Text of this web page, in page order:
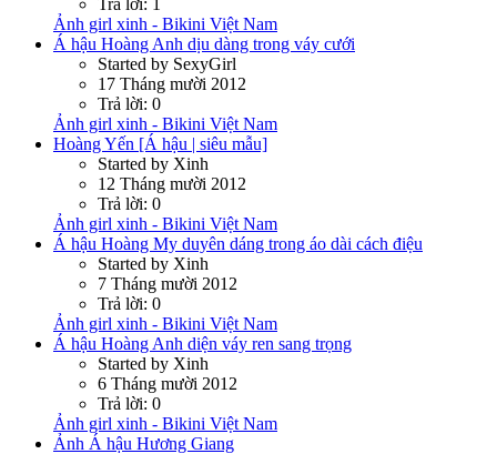
Trả lời: 1
Ảnh girl xinh - Bikini Việt Nam
Á hậu Hoàng Anh dịu dàng trong váy cưới
Started by SexyGirl
17 Tháng mười 2012
Trả lời: 0
Ảnh girl xinh - Bikini Việt Nam
Hoàng Yến [Á hậu | siêu mẫu]
Started by Xinh
12 Tháng mười 2012
Trả lời: 0
Ảnh girl xinh - Bikini Việt Nam
Á hậu Hoàng My duyên dáng trong áo dài cách điệu
Started by Xinh
7 Tháng mười 2012
Trả lời: 0
Ảnh girl xinh - Bikini Việt Nam
Á hậu Hoàng Anh diện váy ren sang trọng
Started by Xinh
6 Tháng mười 2012
Trả lời: 0
Ảnh girl xinh - Bikini Việt Nam
Ảnh Á hậu Hương Giang